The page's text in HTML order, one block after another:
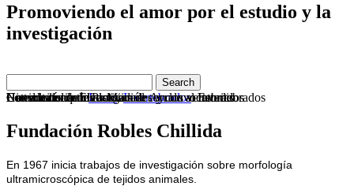
Promoviendo el amor por el estudio y la
investigación
Convocatoria de Premios de Ayuda al Estudio
Consulta nuestras actividades y convocatorias
Los inicios de Elias Manuel con los vertebrados
Historia del fundador
Novedades de investigación
Usted está aquí:Inicio Invertebrados Invertebrados
Fundación Robles Chillida
En 1967 inicia trabajos de investigación sobre morfología
ultramicroscópica de tejidos animales.